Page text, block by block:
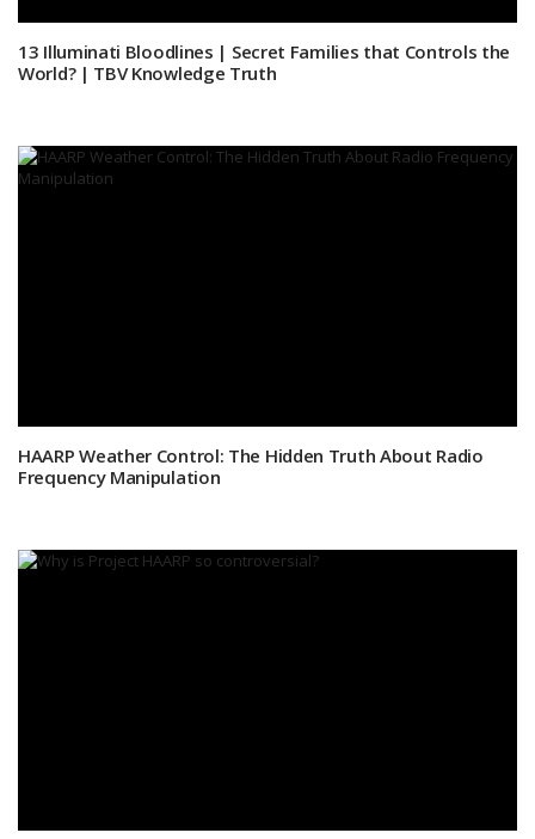
13 Illuminati Bloodlines | Secret Families that Controls the
World? | TBV Knowledge Truth
HAARP Weather Control: The Hidden Truth About Radio
Frequency Manipulation